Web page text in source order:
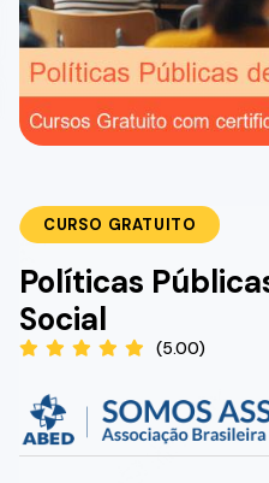
CURSO GRATUITO
Políticas
Social
(5.00)